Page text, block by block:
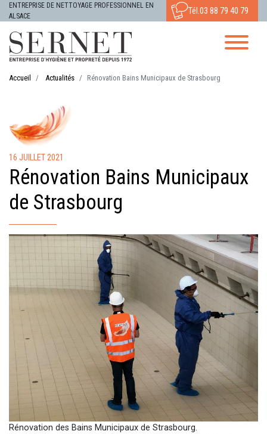
ENTREPRISE DE NETTOYAGE PROFESSIONNEL EN
ALSACE
Tél.03 88 79 40 79
Accueil Actualités Rénovation Bains Municipaux de Strasbourg
16 JUILLET 2021
Rénovation Bains Municipaux
de Strasbourg
Rénovation des Bains Municipaux de Strasbourg.